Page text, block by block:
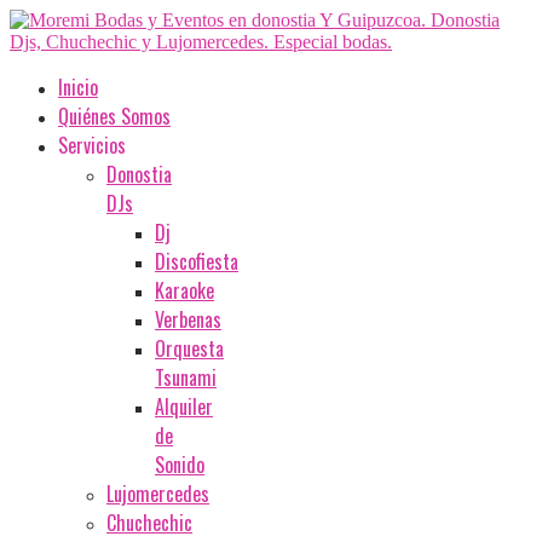
Inicio
Quiénes Somos
Servicios
Donostia
DJs
Dj
Discofiesta
Karaoke
Verbenas
Orquesta
Tsunami
Alquiler
de
Sonido
Lujomercedes
Chuchechic